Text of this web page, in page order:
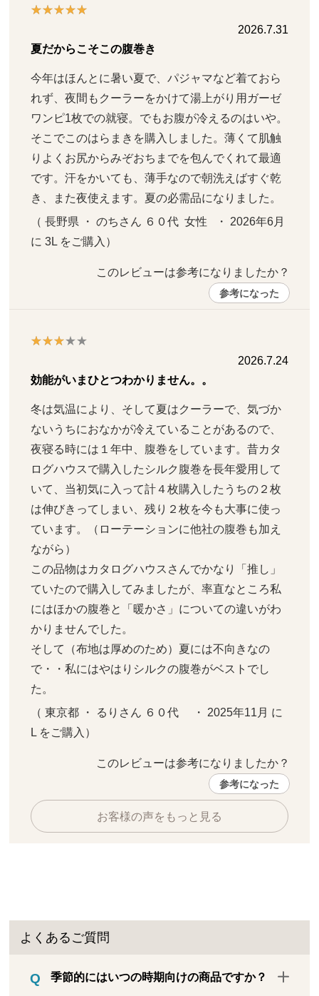
2026.7.31
夏だからこそこの腹巻き
今年はほんとに暑い夏で、パジャマなど着ておら
れず、夜間もクーラーをかけて湯上がり用ガーゼ
ワンピ1枚での就寝。でもお腹が冷えるのはいや。
そこでこのはらまきを購入しました。薄くて肌触
りよくお尻からみぞおちまでを包んでくれて最適
です。汗をかいても、薄手なので朝洗えばすぐ乾
き、また夜使えます。夏の必需品になりました。
（ 長野県 ・ のちさん ６０代  女性   ・ 2026年6月
に 3L をご購入）
このレビューは参考になりましたか？
参考になった
2026.7.24
効能がいまひとつわかりません。。
冬は気温により、そして夏はクーラーで、気づか
ないうちにおなかが冷えていることがあるので、
夜寝る時には１年中、腹巻をしています。昔カタ
ログハウスで購入したシルク腹巻を長年愛用して
いて、当初気に入って計４枚購入したうちの２枚
は伸びきってしまい、残り２枚を今も大事に使っ
ています。（ローテーションに他社の腹巻も加え
ながら）
この品物はカタログハウスさんでかなり「推し」
ていたので購入してみましたが、率直なところ私
にはほかの腹巻と「暖かさ」についての違いがわ
かりませんでした。
そして（布地は厚めのため）夏には不向きなの
で・・私にはやはりシルクの腹巻がベストでし
た。
（ 東京都 ・ るりさん ６０代     ・ 2025年11月 に
L をご購入）
このレビューは参考になりましたか？
参考になった
お客様の声をもっと見る
よくあるご質問
季節的にはいつの時期向けの商品ですか？